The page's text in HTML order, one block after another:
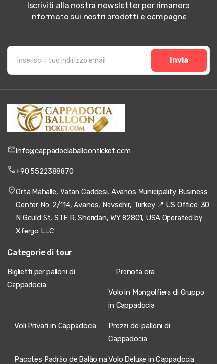
Iscriviti alla nostra newsletter per rimanere
informato sui nostri prodotti e campagne
Invia
info@cappadociaballoonticket.com
+90 5522388870
Orta Mahalle, Vatan Caddesi, Avanos Municipality Business
Center No: 2/114, Avanos, Nevsehir, Turkey 📍 US Office: 30
N Gould St, STE R, Sheridan, WY 82801, USA Operated by
Xfergo LLC
Categorie di tour
Biglietti per palloni di
Cappadocia
Prenota ora
Volo in Mongolfiera di Gruppo
in Cappadocia
Voli Privati in Cappadocia
Prezzi dei palloni di
Cappadocia
Pacotes Padrão de Balão na Volo Deluxe in Cappadocia